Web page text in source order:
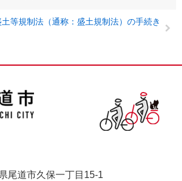
等規制法（通称：盛土規制法）の手続き
尾道市久保一丁目15-1